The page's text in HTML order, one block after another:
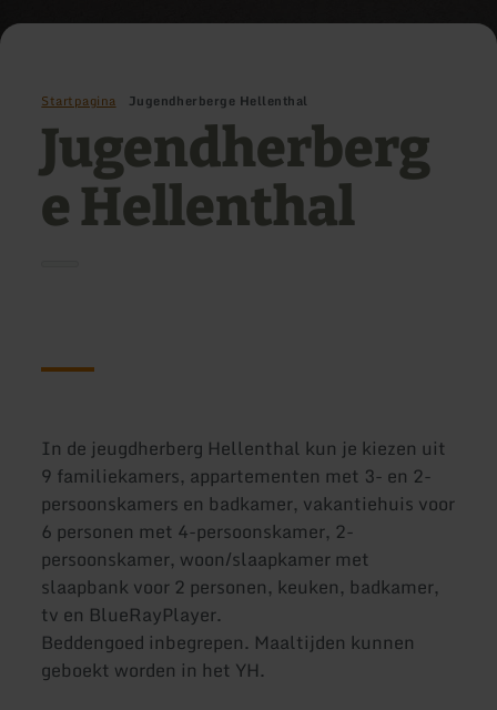
Startpagina Jugendherberge Hellenthal
Jugendherberg
e Hellenthal
In de jeugdherberg Hellenthal kun je kiezen uit
9 familiekamers, appartementen met 3- en 2-
persoonskamers en badkamer, vakantiehuis voor
6 personen met 4-persoonskamer, 2-
persoonskamer, woon/slaapkamer met
slaapbank voor 2 personen, keuken, badkamer,
tv en BlueRayPlayer.
Beddengoed inbegrepen. Maaltijden kunnen
geboekt worden in het YH.